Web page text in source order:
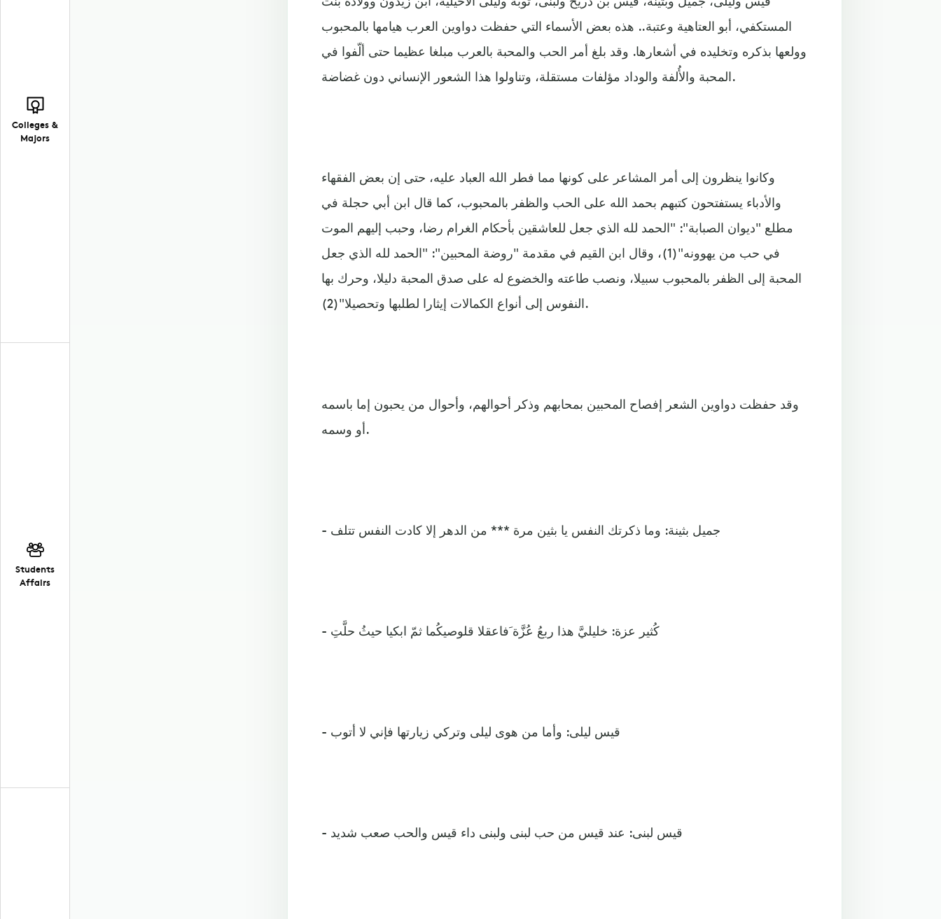
Colleges &
Majors
Students
Affairs
المستكفي، أبو العتاهية وعتبة.. هذه بعض الأسماء التي حفظت دواوين العرب هيامها بالمحبوب
وولعها بذكره وتخليده في أشعارها. وقد بلغ أمر الحب والمحبة بالعرب مبلغا عظيما حتى ألّفوا في
المحبة والأُلفة والوداد مؤلفات مستقلة، وتناولوا هذا الشعور الإنساني دون غضاضة.
وكانوا ينظرون إلى أمر المشاعر على كونها مما فطر الله العباد عليه، حتى إن بعض الفقهاء
والأدباء يستفتحون كتبهم بحمد الله على الحب والظفر بالمحبوب، كما قال ابن أبي حجلة في
مطلع "ديوان الصبابة": "الحمد لله الذي جعل للعاشقين بأحكام الغرام رضا، وحبب إليهم الموت
في حب من يهوونه"(1)، وقال ابن القيم في مقدمة "روضة المحبين": "الحمد لله الذي جعل
المحبة إلى الظفر بالمحبوب سبيلا، ونصب طاعته والخضوع له على صدق المحبة دليلا، وحرك بها
النفوس إلى أنواع الكمالات إيثارا لطلبها وتحصيلا"(2).
وقد حفظت دواوين الشعر إفصاح المحبين بمحابهم وذكر أحوالهم، وأحوال من يحبون إما باسمه
أو وسمه.
- جميل بثينة: وما ذكرتك النفس يا بثين مرة *** من الدهر إلا كادت النفس تتلف
- كُثير عزة: خليليَّ هذا ربعُ عُزَّة َفاعقلا قلوصيكُما ثمّ ابكيا حيثُ حلَّتِ
- قيس ليلى: وأما من هوى ليلى وتركي زيارتها فإني لا أتوب
- قيس لبنى: عند قيس من حب لبنى ولبنى داء قيس والحب صعب شديد